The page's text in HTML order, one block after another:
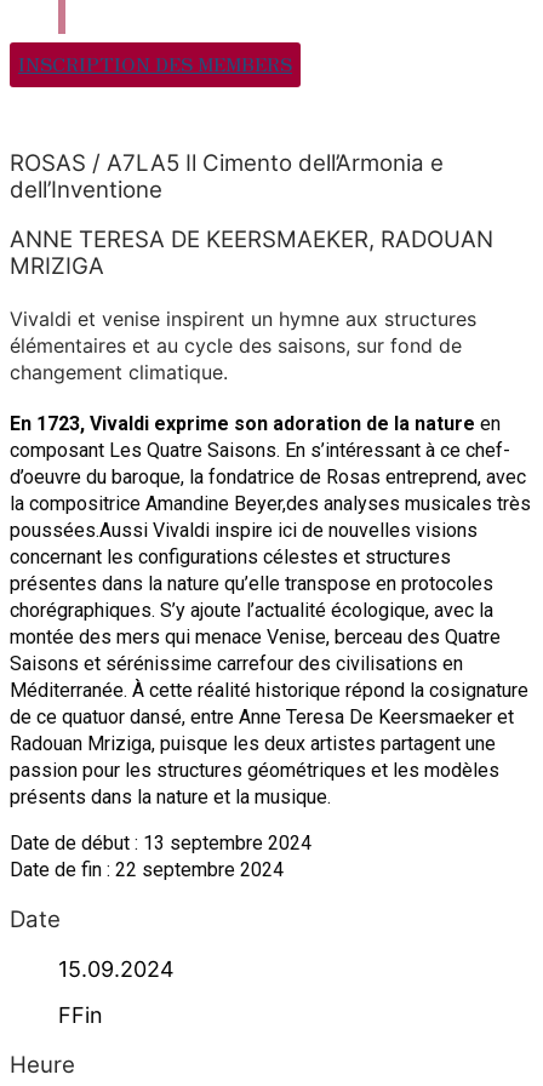
INSCRIPTION DES MEMBERS
ROSAS / A7LA5 Il Cimento dell’Armonia e
dell’Inventione
ANNE TERESA DE KEERSMAEKER, RADOUAN
MRIZIGA
Vivaldi et venise inspirent un hymne aux structures
élémentaires et au cycle des saisons, sur fond de
changement climatique.
En 1723, Vivaldi exprime son adoration de la nature en
composant Les Quatre Saisons. En s’intéressant à ce chef-
d’oeuvre du baroque, la fondatrice de Rosas entreprend, avec
la compositrice Amandine Beyer,des analyses musicales très
poussées.Aussi Vivaldi inspire ici de nouvelles visions
concernant les configurations célestes et structures
présentes dans la nature qu’elle transpose en protocoles
chorégraphiques. S’y ajoute l’actualité écologique, avec la
montée des mers qui menace Venise, berceau des Quatre
Saisons et sérénissime carrefour des civilisations en
Méditerranée. À cette réalité historique répond la cosignature
de ce quatuor dansé, entre Anne Teresa De Keersmaeker et
Radouan Mriziga, puisque les deux artistes partagent une
passion pour les structures géométriques et les modèles
présents dans la nature et la musique.
Date de début : 13 septembre 2024
Date de fin : 22 septembre 2024
Date
15.09.2024
FFin
Heure